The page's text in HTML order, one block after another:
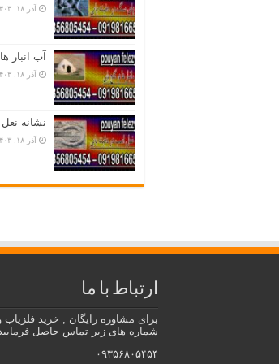
آذر ۱۸, ۱۴۰۳
آب انبار
آذر ۱۸, ۱۴۰۳
نشانه
آذر ۱۸, ۱۴۰۳
ارتباط با ما
برای مشاوره رایگان , خرید فلزیاب
شماره های زیر تماس حاصل
۰۹۳۵۶۸۰۵۴۵۴